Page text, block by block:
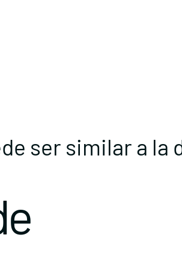
ser similar a la